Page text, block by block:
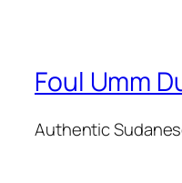
Foul Umm
Authentic